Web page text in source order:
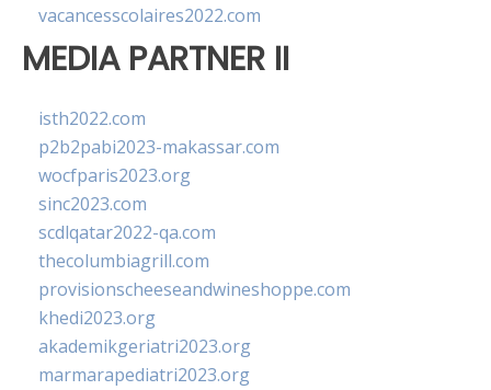
vacancesscolaires2022.com
MEDIA PARTNER II
isth2022.com
p2b2pabi2023-makassar.com
wocfparis2023.org
sinc2023.com
scdlqatar2022-qa.com
thecolumbiagrill.com
provisionscheeseandwineshoppe.com
khedi2023.org
akademikgeriatri2023.org
marmarapediatri2023.org